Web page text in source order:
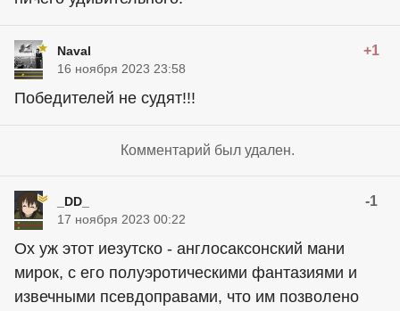
Naval +1
16 ноября 2023 23:58
Победителей не судят!!!
Комментарий был удален.
_DD_ -1
17 ноября 2023 00:22
Ох уж этот иезутско - англосаксонский мани
мирок, с его полуэротическими фантазиями и
извечными псевдоправами, что им позволено